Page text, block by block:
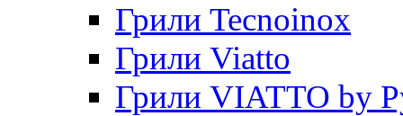
Грили Tecnoinox
Грили Viatto
Грили VIATTO by